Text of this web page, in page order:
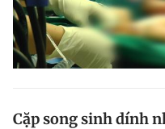
Cặp song sinh dính